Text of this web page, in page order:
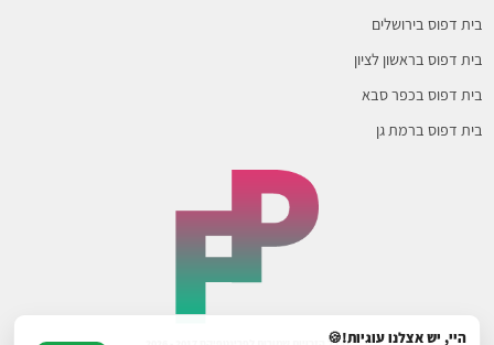
בית דפוס בירושלים
בית דפוס בראשון לציון
בית דפוס בכפר סבא
בית דפוס ברמת גן
היי, יש אצלנו עוגיות!🍪